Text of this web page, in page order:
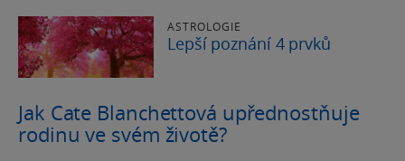
ASTROLOGIE
Lepší poznání 4 prvků
Jak Cate Blanchettová upřednostňuje
rodinu ve svém životě?